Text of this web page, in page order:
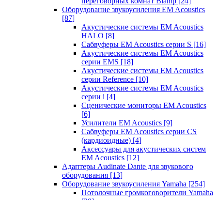
Оборудование звукоусиления EM Acoustics
[87]
Акустические системы EM Acoustics
HALO [8]
Сабвуферы EM Acoustics серии S [16]
Акустические системы EM Acoustics
серии EMS [18]
Акустические системы EM Acoustics
серии Reference [10]
Акустические системы EM Acoustics
серии i [4]
Сценические мониторы EM Acoustics
[6]
Усилители EM Acoustics [9]
Сабвуферы EM Acoustics серии CS
(кардиоидные) [4]
Аксессуары для акустических систем
EM Acoustics [12]
Адаптеры Audinate Dante для звукового
оборудования [13]
Оборудование звукоусиления Yamaha [254]
Потолочные громкоговорители Yamaha